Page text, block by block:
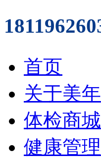
首页
关于美年
体检商城
健康管理